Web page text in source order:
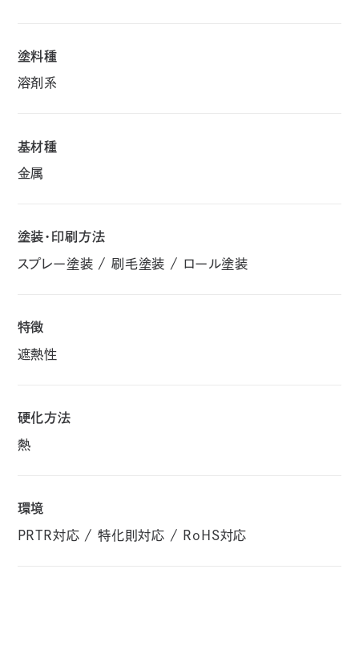
塗料種
溶剤系
基材種
金属
塗装・印刷方法
スプレー塗装 / 刷毛塗装 / ロール塗装
特徴
遮熱性
硬化方法
熱
環境
PRTR対応 / 特化則対応 / RoHS対応